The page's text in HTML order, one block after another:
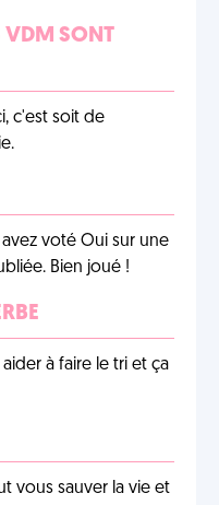
VDM SONT
c'est soit de
voté Oui sur une
Bien joué !
à faire le tri et ça
vous sauver la vie et